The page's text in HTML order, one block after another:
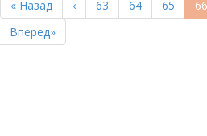
СТОРІНКИ
Перша
сторінка
« Назад
Попередня
сторінка
‹ Page
63 Page
64 Page
65 66
Остання
сторінка
Вперед»